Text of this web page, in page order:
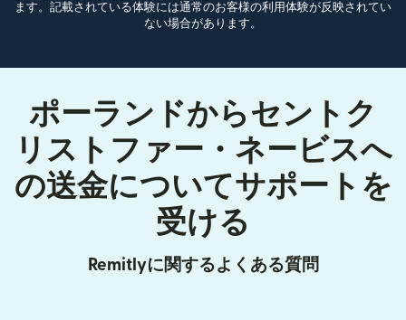
ます。記載されている体験には通常のお客様の利用体験が反映されてい
ない場合があります。
ポーランドからセントク
リストファー・ネービスへ
の送金についてサポートを
受ける
Remitlyに関するよくある質問